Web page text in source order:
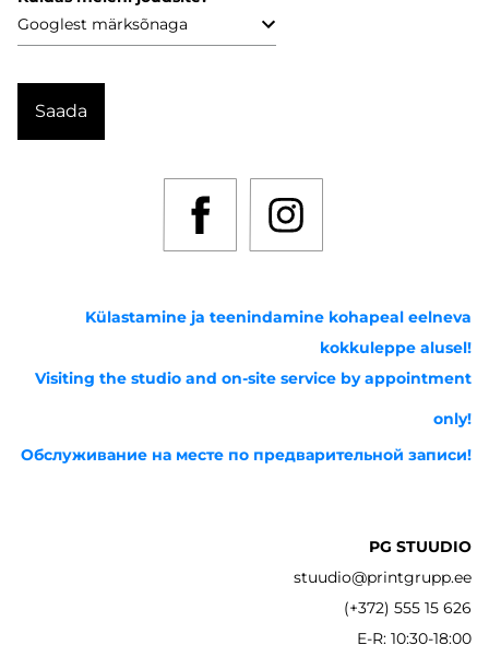
Külastamine ja teenindamine kohapeal eelneva
kokkuleppe alusel!
Visiting the studio and on-site service by appointment
only!
Обслуживание на месте по предварительной записи!
PG STUUDIO
stuudio@printgrupp.ee
(+372) 555 15 626
E-R: 10:30-18:00